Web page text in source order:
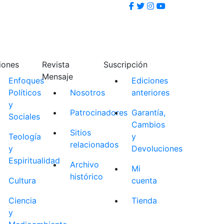
Enfoques
Políticos
y
Sociales
Teología
y
Espiritualidad
Cultura
Ciencia
y
Revista
Mensaje
Nosotros
Patrocinadores
Sitios
relacionados
Archivo
histórico
Suscripción
Ediciones
anteriores
Garantía,
Cambios
y
Devoluciones
Mi
cuenta
Tienda